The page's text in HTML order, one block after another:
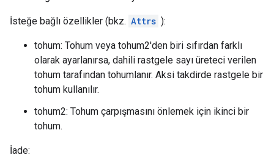
İsteğe bağlı özellikler (bkz. Attrs ):
tohum: Tohum veya tohum2'den biri sıfırdan farklı
olarak ayarlanırsa, dahili rastgele sayı üreteci verilen
tohum tarafından tohumlanır. Aksi takdirde rastgele bir
tohum kullanılır.
tohum2: Tohum çarpışmasını önlemek için ikinci bir
tohum.
İade: